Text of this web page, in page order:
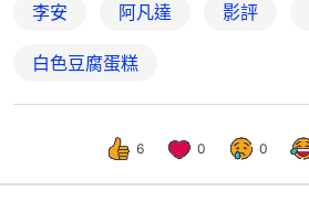
李安 阿凡達 影評
白色豆腐蛋糕
6 0 0